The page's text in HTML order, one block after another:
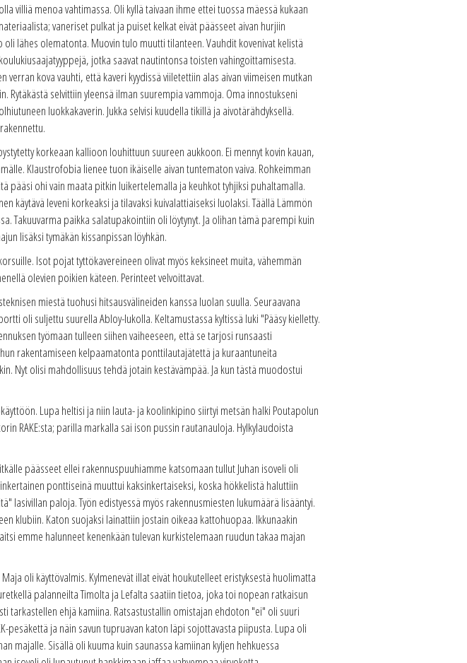
villiä menoa vahtimassa. Oli kyllä taivaan ihme ettei tuossa mäessä kukaan
vaneriset pulkat ja puiset kelkat eivät päässeet aivan hurjiin
lähes olematonta. Muovin tulo muutti tilanteen. Vauhdit kovenivat kelistä
jotka saavat nautintonsa toisten vahingoittamisesta.
kova vauhti, että kaveri kyydissä viiletettiin alas aivan viimeisen mutkan
Rytäkästä selvittiin yleensä ilman suurempia vammoja. Oma innostukseni
luokkakaverin. Jukka selvisi kuudella tikillä ja aivotärähdyksellä.
korkeaan kallioon louhittuun suureen aukkoon. Ei mennyt kovin kauan,
Klaustrofobia lienee tuon ikäiselle aivan tuntematon vaiva. Rohkeimman
pääsi ohi vain maata pitkin luikertelemalla ja keuhkot tyhjiksi puhaltamalla.
käytävä leveni korkeaksi ja tilavaksi kuivalattiaiseksi luolaksi. Täällä Lämmön
Takuuvarma paikka salatupakointiin oli löytynyt. Ja olihan tämä parempi kuin
lisäksi tymäkän kissanpissan löyhkän.
Isot pojat tyttökavereineen olivat myös keksineet muita, vähemmän
olevien poikien käteen. Perinteet velvoittavat.
miestä tuohusi hitsausvälineiden kanssa luolan suulla. Seuraavana
oli suljettu suurella Abloy-lukolla. Keltamustassa kyltissä luki "Pääsy kielletty.
työmaan tulleen siihen vaiheeseen, että se tarjosi runsaasti
rakentamiseen kelpaamatonta ponttilautajätettä ja kuraantuneita
Nyt olisi mahdollisuus tehdä jotain kestävämpää. Ja kun tästä muodostui
Lupa heltisi ja niin lauta- ja koolinkipino siirtyi metsän halki Poutapolun
RAKE:sta; parilla markalla sai ison pussin rautanauloja. Hylkylaudoista
päässeet ellei rakennuspuuhiamme katsomaan tullut Juhan isoveli oli
ponttiseinä muuttui kaksinkertaiseksi, koska hökkelistä haluttiin
lasivillan paloja. Työn edistyessä myös rakennusmiesten lukumäärä lisääntyi.
klubiin. Katon suojaksi lainattiin jostain oikeaa kattohuopaa. Ikkunaakin
emme halunneet kenenkään tulevan kurkistelemaan ruudun takaa majan
oli käyttövalmis. Kylmenevät illat eivät houkutelleet eristyksestä huolimatta
palanneilta Timolta ja Lefalta saatiin tietoa, joka toi nopean ratkaisun
tarkastellen ehjä kamiina. Ratsastustallin omistajan ehdoton "ei" oli suuri
pesäkettä ja näin savun tupruavan katon läpi sojottavasta piipusta. Lupa oli
majalle. Sisällä oli kuuma kuin saunassa kamiinan kyljen hehkuessa